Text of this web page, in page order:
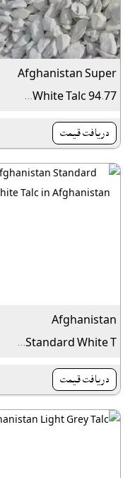
Afghanistan Super
White Talc 94.77...
دريافت قيمت
Afghanistan
Standard White T...
دريافت قيمت